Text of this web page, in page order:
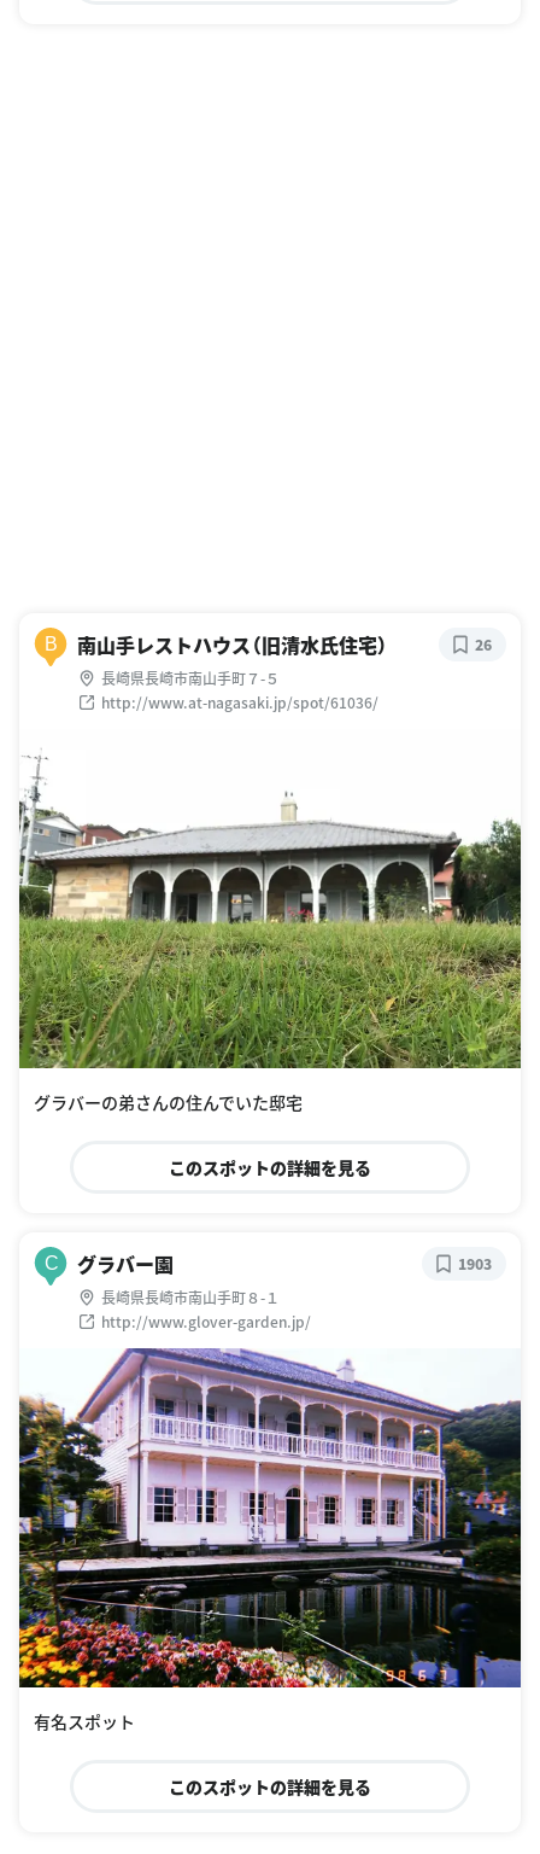
B 南山手レストハウス（旧清水氏住宅）
長崎県長崎市南山手町７-５
http://www.at-nagasaki.jp/spot/61036/
26
グラバーの弟さんの住んでいた邸宅
このスポットの詳細を見る
C グラバー園
長崎県長崎市南山手町８-１
http://www.glover-garden.jp/
1903
有名スポット
このスポットの詳細を見る